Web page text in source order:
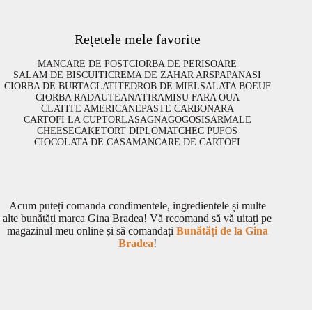
Rețetele mele favorite
MANCARE DE POSTCIORBA DE PERISOARE
SALAM DE BISCUITICREMA DE ZAHAR ARSPAPANASI
CIORBA DE BURTACLATITEDROB DE MIELSALATA BOEUF
CIORBA RADAUTEANATIRAMISU FARA OUA
CLATITE AMERICANEPASTE CARBONARA
CARTOFI LA CUPTORLASAGNAGOGOSISARMALE
CHEESECAKETORT DIPLOMATCHEC PUFOS
CIOCOLATA DE CASAMANCARE DE CARTOFI
Acum puteți comanda condimentele, ingredientele și multe
alte bunătăți marca Gina Bradea! Vă recomand să vă uitați pe
magazinul meu online și să comandați Bunătăți de la Gina
Bradea!